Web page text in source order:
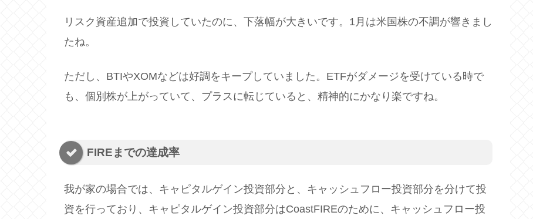
リスク資産追加で投資していたのに、下落幅が大きいです。1月は米国株の不調が響きまし
たね。
ただし、BTIやXOMなどは好調をキープしていました。ETFがダメージを受けている時で
も、個別株が上がっていて、プラスに転じていると、精神的にかなり楽ですね。
FIREまでの達成率
我が家の場合では、キャピタルゲイン投資部分と、キャッシュフロー投資部分を分けて投
資を行っており、キャピタルゲイン投資部分はCoastFIREのために、キャッシュフロー投